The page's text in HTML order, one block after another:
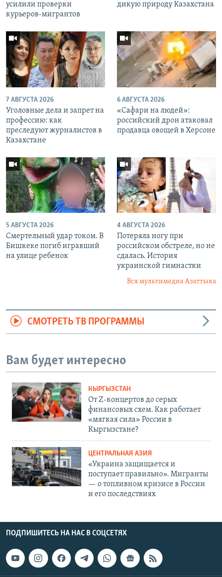
усилили проверки
курьеров-мигрантов
дикую природу Казахстана
7 АВГУСТА 2026
Уголовные дела и запрет на
профессию: как
преследуют журналистов в
Казахстане
6 АВГУСТА 2026
«Cафари на людей»:
российский дрон атаковал
продавца овощей в Херсоне
5 АВГУСТА 2026
Смертельный удар током. В
Бишкеке погиб игравший
на улице ребенок
4 АВГУСТА 2026
Потеряла ногу при
российском обстреле, но не
сдалась. История
украинской гимнастки
Вся мультимедиа Азаттыка
СМОТРЕТЬ ТВ ПРОГРАММЫ
Вам будет интересно
КЫРГЫЗСТАН
От Z-концертов до серых
финансовых схем. Как работает
«мягкая сила» России в
Кыргызстане?
ЦЕНТРАЛЬНАЯ АЗИЯ
«Украина защищается и
поступает правильно». Мигранты
— о топливном кризисе в России
и его последствиях
ПОДПИШИТЕСЬ НА НАС В СОЦСЕТЯХ